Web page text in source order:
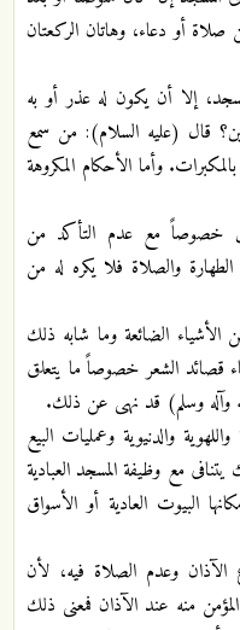
أو دعاء، وهاتان الركعتان
إلا أن يكون له عذر أو به
قال (عليه السلام): من سمع
وأما الأحكام المكروهة
خصوصاً مع عدم التأكد من
والصلاة فلا يكره له من
الضائعة وما شابه ذلك
قصائد الشعر خصوصاً ما يتعلق
وآله وسلم) قد نهى عن ذلك.
والدنيوية وعمليات البيع
مع وظيفة المسجد العبادية
البيوت العادية أو الأسواق
وعدم الصلاة فيه، لأن
منه عند الآذان فمعنى ذلك